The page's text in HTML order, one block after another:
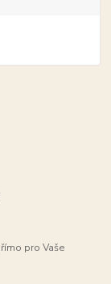
pro Vaše